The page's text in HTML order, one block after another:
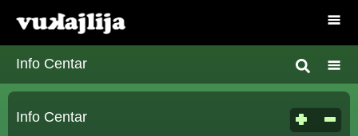
Info Centar
Info Centar